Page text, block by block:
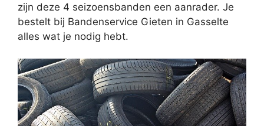
zijn deze 4 seizoensbanden een aanrader. Je
bestelt bij Bandenservice Gieten in Gasselte
alles wat je nodig hebt.